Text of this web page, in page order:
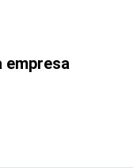
empresa